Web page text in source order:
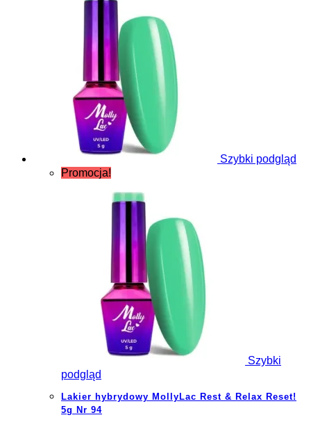
Szybki podgląd
Promocja!
Szybki
podgląd
Lakier hybrydowy MollyLac Rest & Relax Reset!
5g Nr 94